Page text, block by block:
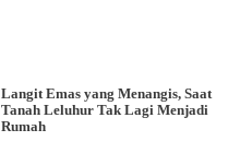
Langit Emas yang Menangis, Saat
Tanah Leluhur Tak Lagi Menjadi
Rumah